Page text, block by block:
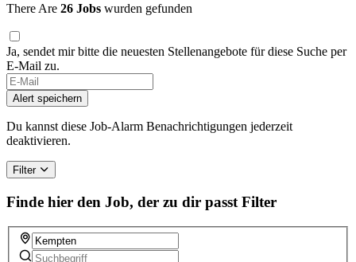
There Are 26 Jobs wurden gefunden
Ja, sendet mir bitte die neuesten Stellenangebote für diese Suche per
E-Mail zu.
If
you
are
a
human,
this
field
Alert speichern
Du kannst diese Job-Alarm Benachrichtigungen jederzeit
deaktivieren.
Filter
Finde hier den Job, der zu dir passt Filter